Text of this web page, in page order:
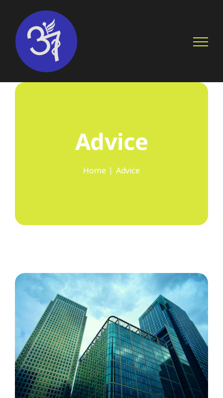
content
Advice
Home Advice